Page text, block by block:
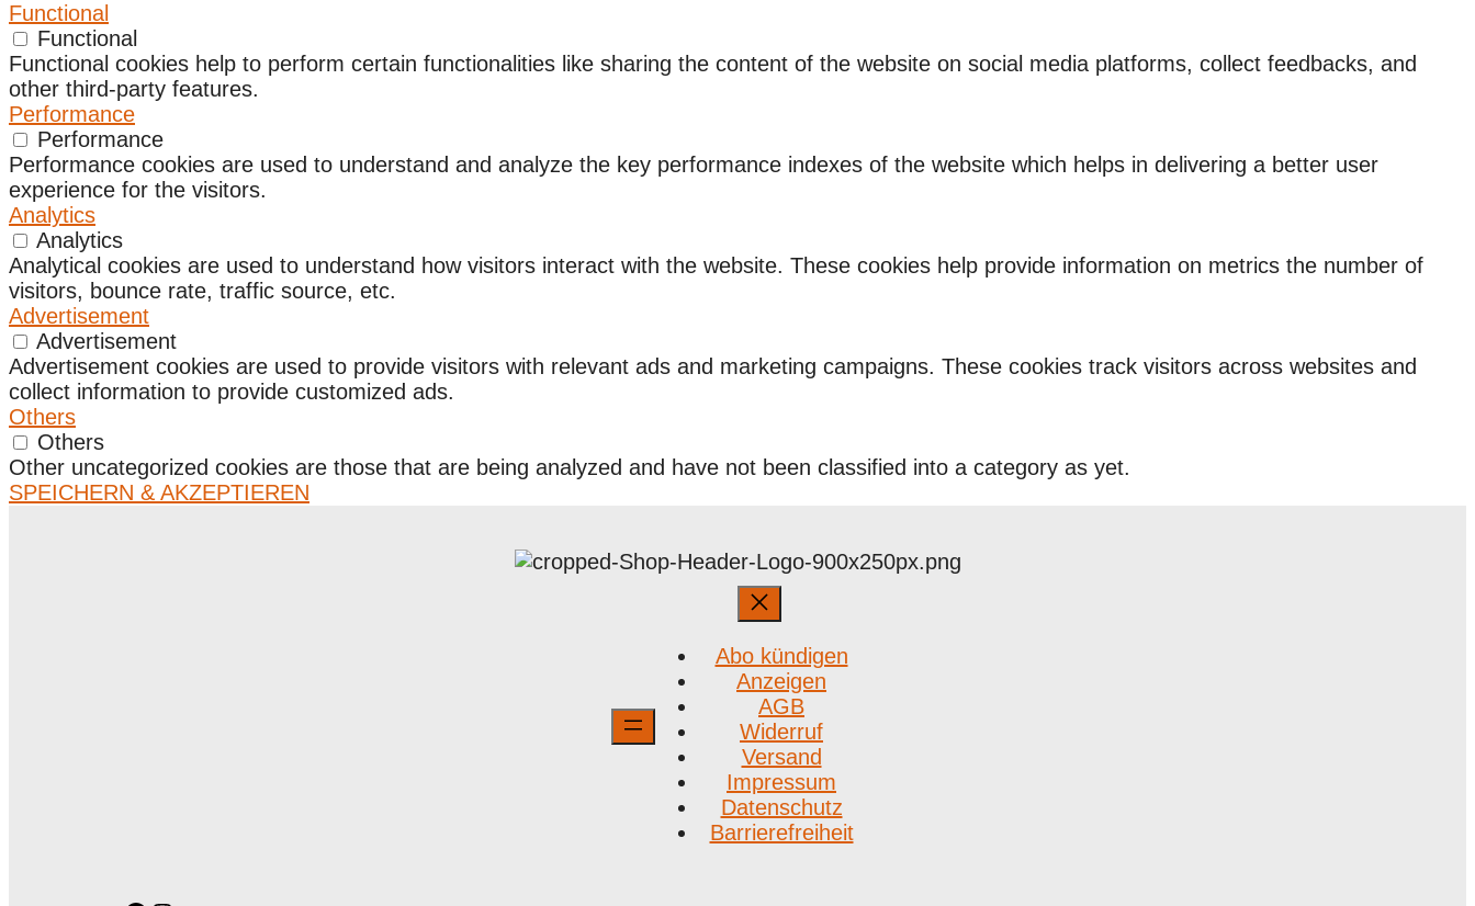
Functional
Functional
Functional cookies help to perform certain functionalities like sharing the content of the website on social media platforms, collect feedbacks, and
other third-party features.
Performance
Performance
Performance cookies are used to understand and analyze the key performance indexes of the website which helps in delivering a better user
experience for the visitors.
Analytics
Analytics
Analytical cookies are used to understand how visitors interact with the website. These cookies help provide information on metrics the number of
visitors, bounce rate, traffic source, etc.
Advertisement
Advertisement
Advertisement cookies are used to provide visitors with relevant ads and marketing campaigns. These cookies track visitors across websites and
collect information to provide customized ads.
Others
Others
Other uncategorized cookies are those that are being analyzed and have not been classified into a category as yet.
SPEICHERN & AKZEPTIEREN
Abo kündigen
Anzeigen
AGB
Widerruf
Versand
Impressum
Datenschutz
Barrierefreiheit